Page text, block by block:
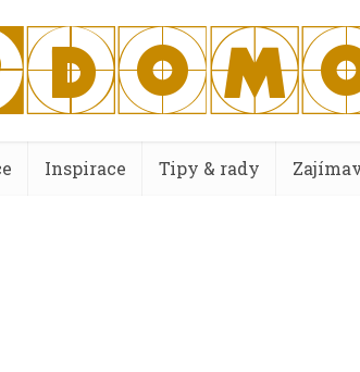
Inspirace Tipy & rady